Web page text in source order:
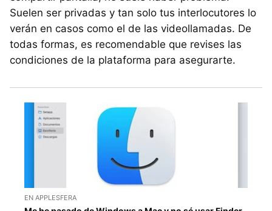
Suelen ser privadas y tan solo tus interlocutores lo
verán en casos como el de las videollamadas. De
todas formas, es recomendable que revises las
condiciones de la plataforma para asegurarte.
EN APPLESFERA